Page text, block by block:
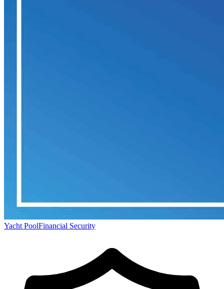
Yacht PoolFinancial Security